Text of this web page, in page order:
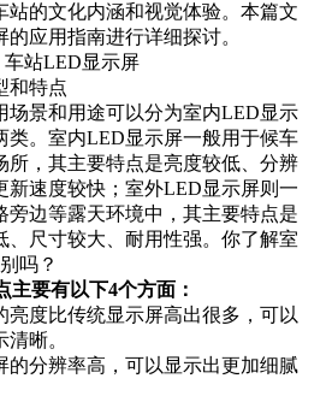
站的文化内涵和视觉体验。本篇文
应用指南进行详细探讨。
和特点
场景和用途可以分为室内LED显示
类。室内LED显示屏一般用于候车
所，其主要特点是亮度较低、分辨
新速度较快；室外LED显示屏则一
旁边等露天环境中，其主要特点是
尺寸较大、耐用性强。 你了解室
吗？
要有以下4个方面：
亮度比传统显示屏高出很多，可以
晰。
的分辨率高，可以显示出更加细腻